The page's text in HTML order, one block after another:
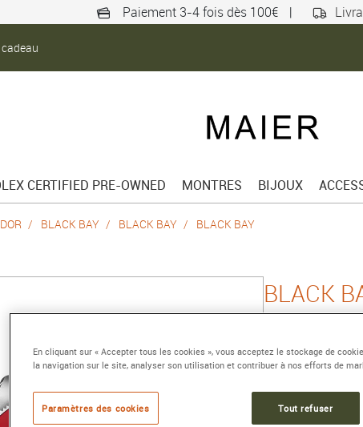
Paiement 3-4 fois dès 100€ |
CERTIFIED PRE-OWNED MONTRES BIJOUX
BLACK BAY BLACK BAY BLACK BAY
BLACK
Boîtier en
noir
Référence :
Collection :
En cliquant sur « Accepter tous les cookies », vous acceptez le stockage de
la navigation sur le site, analyser son utilisation et contribuer à nos efforts de
Paramètres des cookies Tout refuser